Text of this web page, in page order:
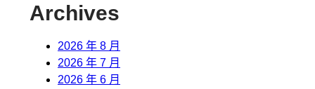
Archives
2026 年 8 月
2026 年 7 月
2026 年 6 月